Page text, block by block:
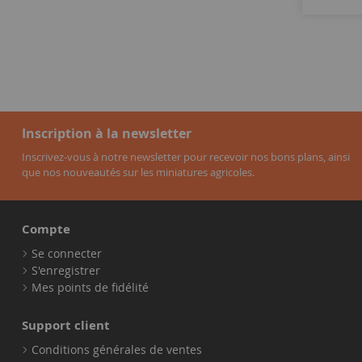
Inscription à la newsletter
Inscrivez-vous à notre newsletter pour recevoir nos bons plans, ainsi
que nos nouveautés sur les miniatures agricoles.
Compte
Se connecter
S'enregistrer
Mes points de fidélité
Support client
Conditions générales de ventes